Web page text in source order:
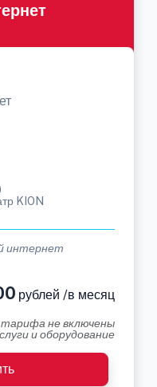
KION
интернет
рублей /в месяц
не включены
и оборудование